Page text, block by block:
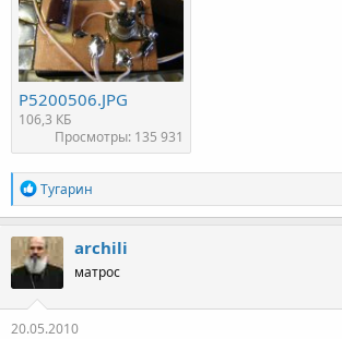
P5200506.JPG
106,3 КБ
Просмотры: 135 931
Р
е
а
к
ц
и
и
:
Тугарин
archili
матрос
20.05.2010